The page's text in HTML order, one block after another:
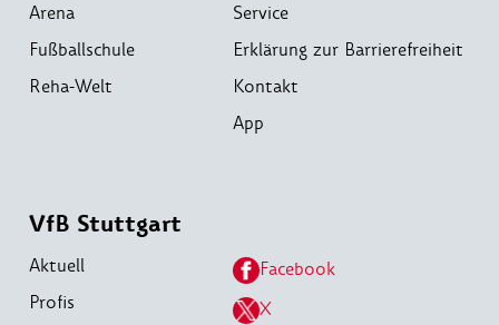
Arena
Fußballschule
Reha-Welt
Service
Erklärung zur Barrierefreiheit
Kontakt
App
VfB Stuttgart
Aktuell
Profis
Facebook
X